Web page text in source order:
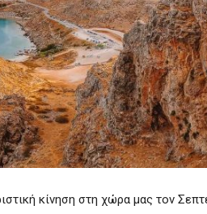
κίνηση στη χώρα μας τον